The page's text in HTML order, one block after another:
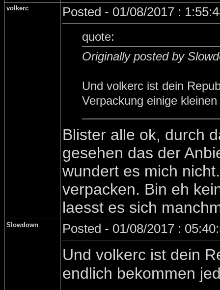
volkerc Posted - 01/08/2017 :
quote:
Originally posted by
Und volkerc ist dein
Verpackung einige
Blister alle ok, durch
gesehen das der
wundert es mich
verpacken. Bin eh
laesst es sich
Slowdown Posted - 01/08/2017 :
Und volkerc ist dein
endlich bekommen